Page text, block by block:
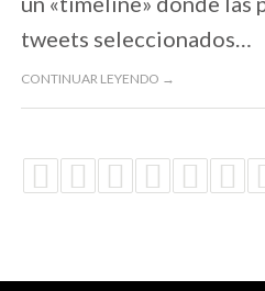
tweets seleccionados…
CONTINUAR LEYENDO →